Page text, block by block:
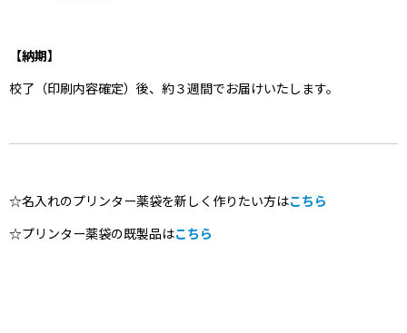
【納期】
校了（印刷内容確定）後、約３週間でお届けいたします。
☆名入れのプリンター薬袋を新しく作りたい方はこちら
☆プリンター薬袋の既製品はこちら